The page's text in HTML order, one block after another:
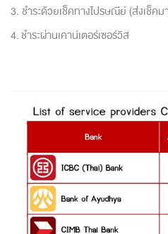
3. ชำระด้วยเช็คทางไปรษณีย์ (ส่งเช็ค
4. ชำระผ่านเคาน์เตอร์เซอร์วิส